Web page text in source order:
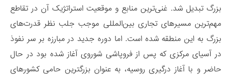
بزرگ تبدیل شد. غنی‌ترین منابع و موقعیت استراتژیک آن در تقاطع
مهم‌ترین مسیرهای تجاری بین‌المللی موجب جلب نظر قدرت‌های
بزرگ به این منطقه شده است. اما دوره جدید در مبارزه بر سر نفوذ
در آسیای مرکزی که پس از فروپاشی شوروی آغاز شده بود در حال
حاضر و با آغاز درگیری روسیه، به عنوان بزرگترین حامی کشورهای